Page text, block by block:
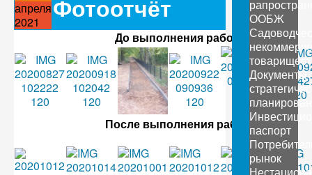
апреля
2021
Фотоотчёт
До выполнения работ
После выполнения работ
ООБЖ
Документы
паспорт
рынок